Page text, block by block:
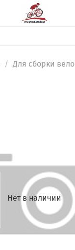
Для сборки
Нет в наличии